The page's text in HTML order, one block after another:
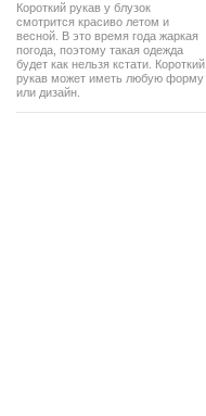
Короткий рукав у блузок
смотрится красиво летом и
весной. В это время года жаркая
погода, поэтому такая одежда
будет как нельзя кстати. Короткий
рукав может иметь любую форму
или дизайн.